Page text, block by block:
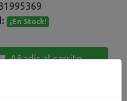
¡En Stock!
Añadir al carrito